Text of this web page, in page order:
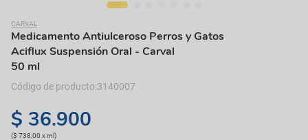
CARVAL
Medicamento Antiulceroso Perros y Gatos
Aciflux Suspensión Oral - Carval
50 ml
3140007
$ 36.900
($ 738,00 xml )